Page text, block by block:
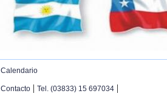
Calendario
Contacto | Tel. (03833) 15 697034 |